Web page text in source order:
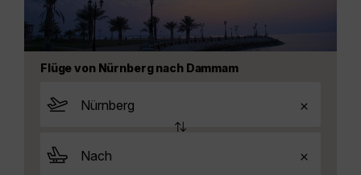
Flüge von Nürnberg nach Dammam